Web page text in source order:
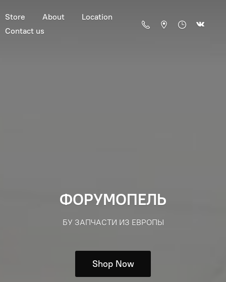
Store About
Location
Contact us
ФОРУМОПЕЛЬ
БУ ЗАПЧАСТИ ИЗ ЕВРОПЫ
Shop Now